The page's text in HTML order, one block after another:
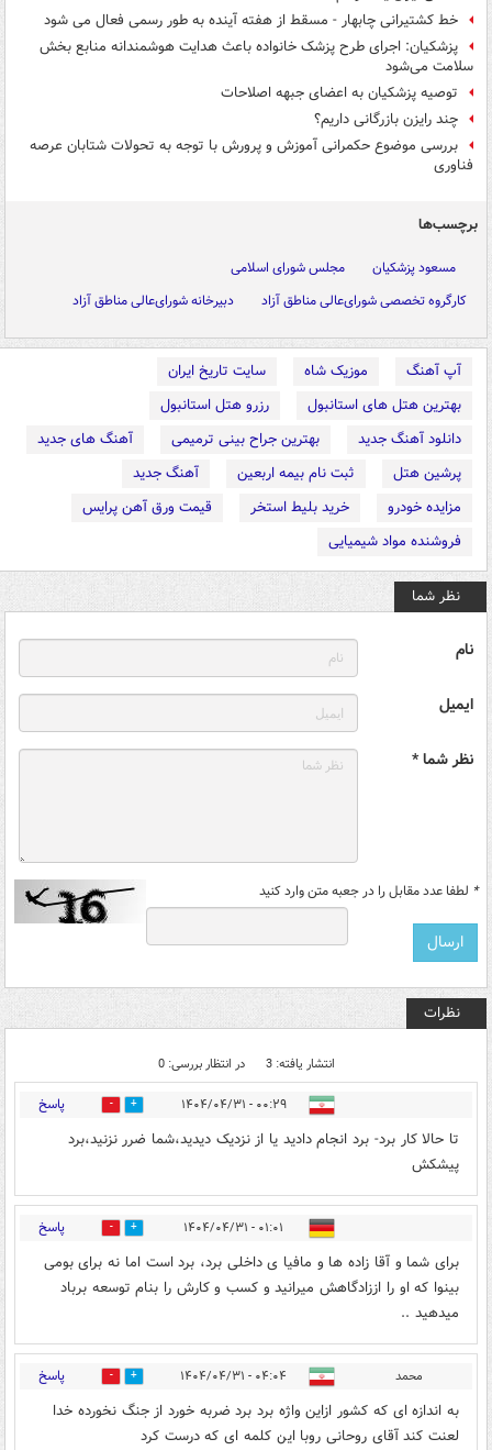
خط کشتیرانی چابهار - مسقط از هفته آینده به طور رسمی فعال می شود
پزشکیان: اجرای طرح پزشک خانواده باعث هدایت هوشمندانه منابع بخش
سلامت می‌شود
توصیه پزشکیان به اعضای جبهه اصلاحات
چند رایزن بازرگانی داریم؟
بررسی موضوع حکمرانی آموزش و پرورش با توجه به تحولات شتابان عرصه
فناوری
برچسب‌ها
مسعود پزشکیان
مجلس شورای اسلامی
کارگروه تخصصی شورای‌عالی مناطق آزاد
دبیرخانه شورای‌عالی مناطق آزاد
آپ آهنگ موزیک شاه
سایت تاریخ ایران
بهترین هتل های استانبول
رزرو هتل استانبول
دانلود آهنگ جدید
بهترین جراح بینی ترمیمی
آهنگ های جدید
پرشین هتل
ثبت نام بیمه اربعین
آهنگ جدید
مزایده خودرو
خرید بلیط استخر
قیمت ورق آهن پرایس
فروشنده مواد شیمیایی
نظر شما
نام
ایمیل
نظر شما *
* لطفا عدد مقابل را در جعبه متن وارد کنید
نظرات
انتشار یافته: 3 در انتظار بررسی: 0
۰۰:۲۹ - ۱۴۰۴/۰۴/۳۱ 2 پاسخ
تا حالا کار برد- برد انجام دادید یا از نزدیک دیدید،شما ضرر نزنید،برد
پیشکش
۰۱:۰۱ - ۱۴۰۴/۰۴/۳۱ 2 پاسخ
برای شما و آقا زاده ها و مافیا ی داخلی برد، برد است اما نه برای بومی
بینوا که او را اززادگاهش میرانید و کسب و کارش را بنام توسعه برباد
میدهید ..
محمد ۰۴:۰۴ - ۱۴۰۴/۰۴/۳۱ 3 پاسخ
به اندازه ای که کشور ازاین واژه‌ برد برد ضربه خورد از جنگ نخورده خدا
لعنت کند آقای روحانی روبا این کلمه ای که درست کرد